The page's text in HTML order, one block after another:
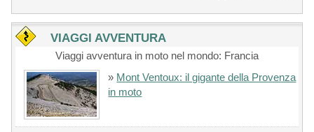
VIAGGI AVVENTURA
Viaggi avventura in moto nel mondo: Francia
» Mont Ventoux: il gigante della Provenza
in moto